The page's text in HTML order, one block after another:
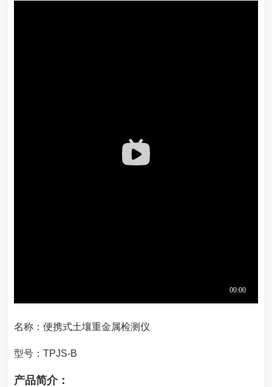
名称：便携式土壤重金属检测仪
型号：TPJS-B
产品简介：